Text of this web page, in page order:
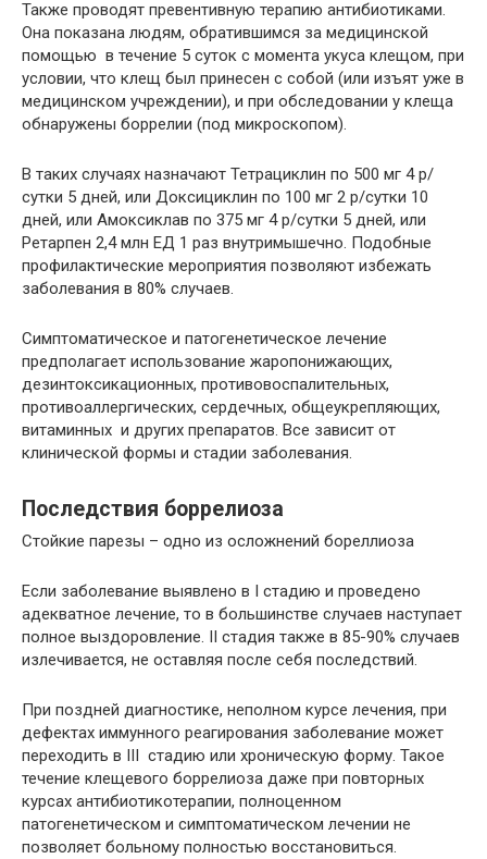
Также проводят превентивную терапию антибиотиками.
Она показана людям, обратившимся за медицинской
помощью в течение 5 суток с момента укуса клещом, при
условии, что клещ был принесен с собой (или изъят уже в
медицинском учреждении), и при обследовании у клеща
обнаружены боррелии (под микроскопом).
В таких случаях назначают Тетрациклин по 500 мг 4 р/
сутки 5 дней, или Доксициклин по 100 мг 2 р/сутки 10
дней, или Амоксиклав по 375 мг 4 р/сутки 5 дней, или
Ретарпен 2,4 млн ЕД 1 раз внутримышечно. Подобные
профилактические мероприятия позволяют избежать
заболевания в 80% случаев.
Симптоматическое и патогенетическое лечение
предполагает использование жаропонижающих,
дезинтоксикационных, противовоспалительных,
противоаллергических, сердечных, общеукрепляющих,
витаминных и других препаратов. Все зависит от
клинической формы и стадии заболевания.
Последствия боррелиоза
Стойкие парезы – одно из осложнений бореллиоза
Если заболевание выявлено в I стадию и проведено
адекватное лечение, то в большинстве случаев наступает
полное выздоровление. II стадия также в 85-90% случаев
излечивается, не оставляя после себя последствий.
При поздней диагностике, неполном курсе лечения, при
дефектах иммунного реагирования заболевание может
переходить в III стадию или хроническую форму. Такое
течение клещевого боррелиоза даже при повторных
курсах антибиотикотерапии, полноценном
патогенетическом и симптоматическом лечении не
позволяет больному полностью восстановиться.